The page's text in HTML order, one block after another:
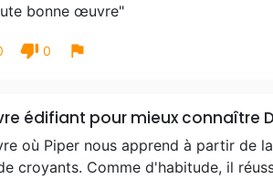
bonne œuvre"
thumb_down 0 flag
édifiant pour mieux connaître
où Piper nous apprend à partir de
croyants. Comme d'habitude, il